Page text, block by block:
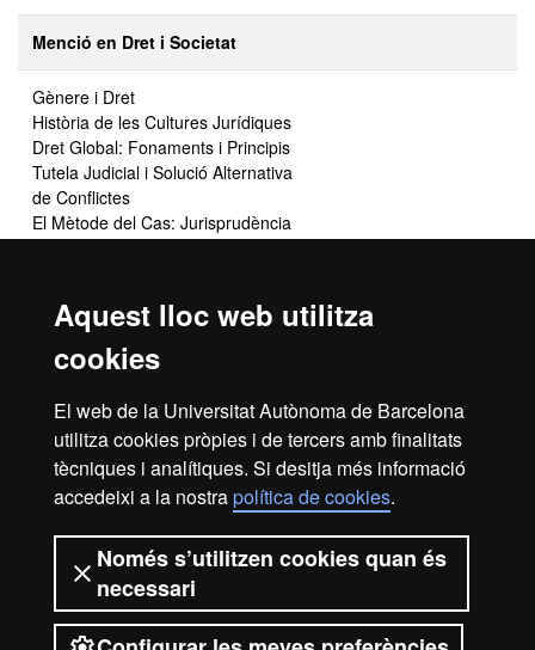
Aquest lloc web utilitza
cookies
El web de la Universitat Autònoma de Barcelona
utilitza cookies pròpies i de tercers amb finalitats
tècniques i analítiques. Si desitja més informació
accedeixi a la nostrapolítica de cookies.
Només s’utilitzen cookies quan és
necessari
Menció en Dret i Societat
Gènere i Dret
Història de les Cultures Jurídiques
Dret Global: Fonaments i Principis
Tutela Judicial i Solució Alternativa
de Conflictes
El Mètode del Cas: Jurisprudència
Pràctiques en Oficines Judicials (3
Simulació Jurídica
No totes les assignatures optatives s'ofereixen cada curs.
Avís legal Protecció de dades
Sobre el web
Accessibilitat web